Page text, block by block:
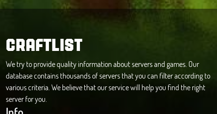
CRAFTLIST
We try to provide quality information about servers and games. Our
database contains thousands of servers that you can filter according to
various criteria. We believe that our service will help you find the right
server for you.